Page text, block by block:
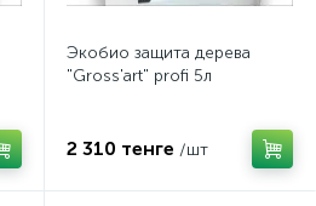
Экобио защита дерева
"Gross'art" profi 5л
2 310 тенге /шт